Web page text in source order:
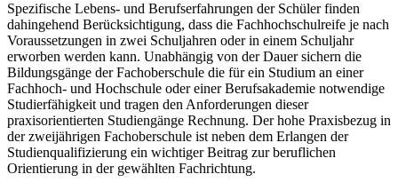
Spezifische Lebens- und Berufserfahrungen der Schüler finden
dahingehend Berücksichtigung, dass die Fachhochschulreife je nach
Voraussetzungen in zwei Schuljahren oder in einem Schuljahr
erworben werden kann. Unabhängig von der Dauer sichern die
Bildungsgänge der Fachoberschule die für ein Studium an einer
Fachhoch- und Hochschule oder einer Berufsakademie notwendige
Studierfähigkeit und tragen den Anforderungen dieser
praxisorientierten Studiengänge Rechnung. Der hohe Praxisbezug in
der zweijährigen Fachoberschule ist neben dem Erlangen der
Studienqualifizierung ein wichtiger Beitrag zur beruflichen
Orientierung in der gewählten Fachrichtung.